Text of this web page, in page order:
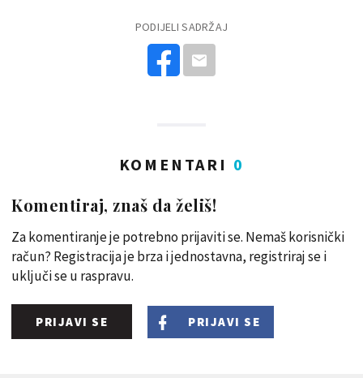
PODIJELI SADRŽAJ
KOMENTARI 0
Komentiraj, znaš da želiš!
Za komentiranje je potrebno prijaviti se. Nemaš korisnički
račun? Registracija je brza i jednostavna, registriraj se i
uključi se u raspravu.
PRIJAVI SE PRIJAVI SE